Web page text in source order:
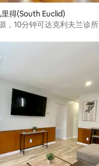
得(South Euclid)
，10分钟可达克利夫兰诊所
」